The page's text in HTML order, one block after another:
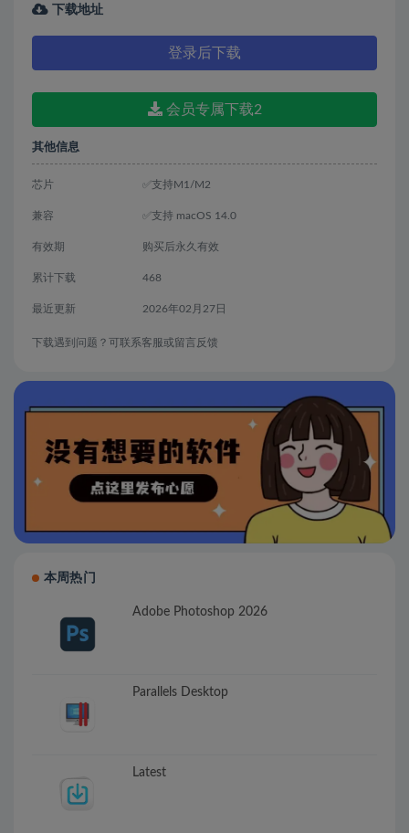
下载地址
登录后下载
会员专属下载2
其他信息
芯片 ✅支持M1/M2
兼容 ✅支持 macOS 14.0
有效期 购买后永久有效
累计下载 468
最近更新 2026年02月27日
下载遇到问题？可联系客服或留言反馈
本周热门
Adobe Photoshop 2026
Parallels Desktop
Latest